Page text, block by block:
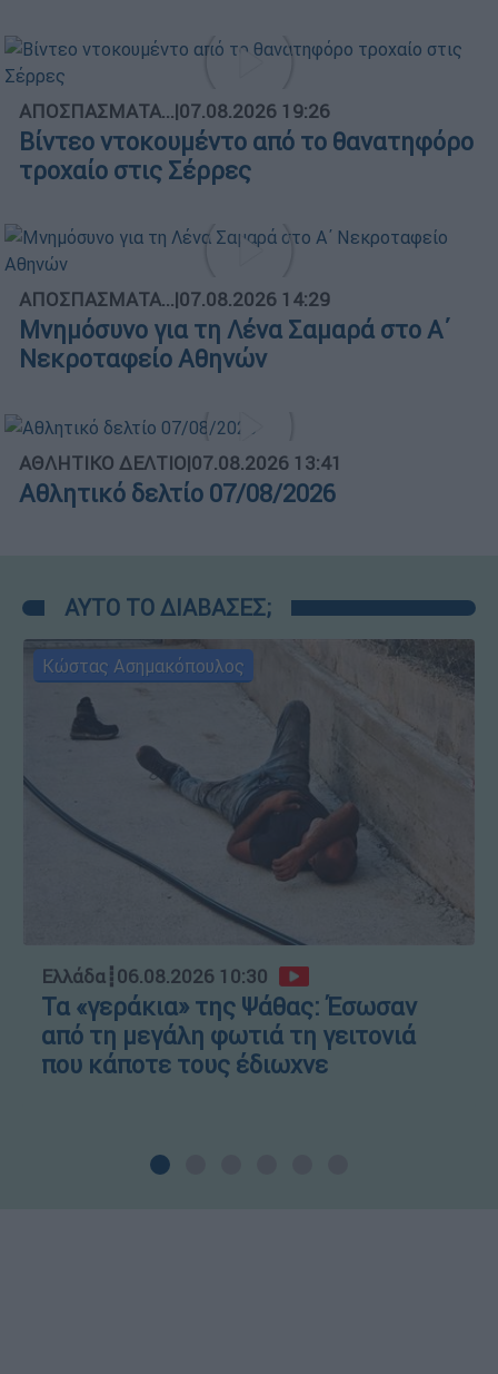
ΑΠΟΣΠΑΣΜΑΤΑ...|07.08.2026 19:26
Βίντεο ντοκουμέντο από το θανατηφόρο
τροχαίο στις Σέρρες
ΑΠΟΣΠΑΣΜΑΤΑ...|07.08.2026 14:29
Μνημόσυνο για τη Λένα Σαμαρά στο Α΄
Νεκροταφείο Αθηνών
ΑΘΛΗΤΙΚΟ ΔΕΛΤΙΟ|07.08.2026 13:41
Αθλητικό δελτίο 07/08/2026
ΑΥΤΟ ΤΟ ΔΙΑΒΑΣΕΣ;
Κώστας Ασημακόπουλος
Ελλάδα┋06.08.2026 10:30
Τα «γεράκια» της Ψάθας: Έσωσαν
από τη μεγάλη φωτιά τη γειτονιά
που κάποτε τους έδιωχνε